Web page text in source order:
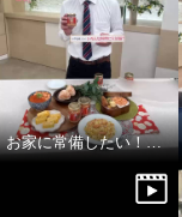
お家に常備したい！紅鮭のあらほぐし！